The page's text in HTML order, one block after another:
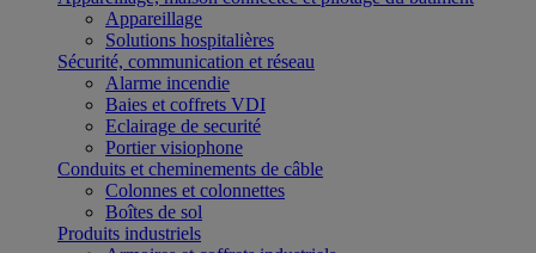
Appareillage
Solutions hospitalières
Sécurité, communication et réseau
Alarme incendie
Baies et coffrets VDI
Eclairage de securité
Portier visiophone
Conduits et cheminements de câble
Colonnes et colonnettes
Boîtes de sol
Produits industriels